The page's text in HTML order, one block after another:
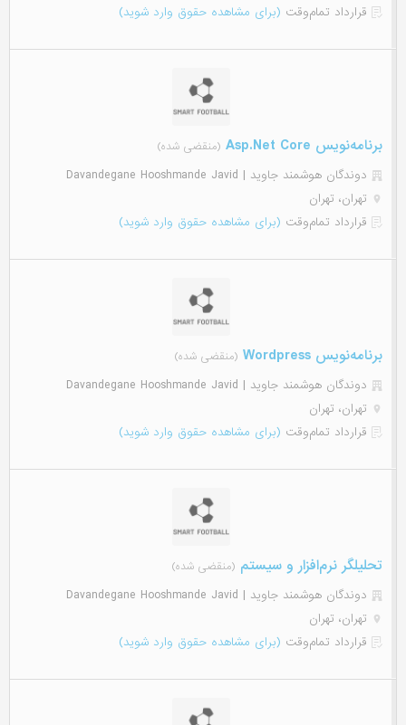
قرارداد تمام‌وقت (برای مشاهده حقوق وارد شوید)
برنامه‌نویس Asp.Net Core (منقضی شده)
دوندگان هوشمند جاوید | Davandegane Hooshmande Javid
تهران، تهران
قرارداد تمام‌وقت (برای مشاهده حقوق وارد شوید)
برنامه‌نویس Wordpress (منقضی شده)
دوندگان هوشمند جاوید | Davandegane Hooshmande Javid
تهران، تهران
قرارداد تمام‌وقت (برای مشاهده حقوق وارد شوید)
تحلیلگر نرم‌افزار و سیستم (منقضی شده)
دوندگان هوشمند جاوید | Davandegane Hooshmande Javid
تهران، تهران
قرارداد تمام‌وقت (برای مشاهده حقوق وارد شوید)